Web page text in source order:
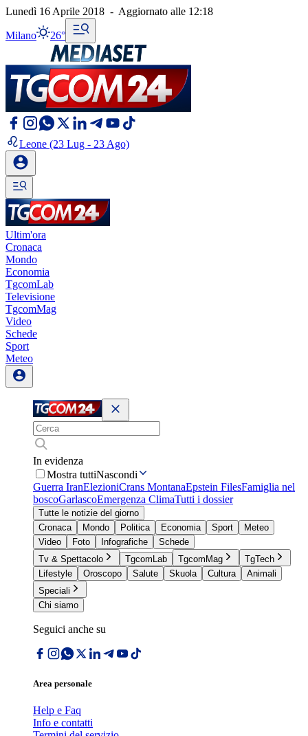
Lunedì 16 Aprile 2018 - Aggiornato alle 12:18
Milano 26°
Leone (23 Lug - 23 Ago)
Ultim'ora
Cronaca
Mondo
Economia
TgcomLab
Televisione
TgcomMag
Video
Schede
Sport
Meteo
In evidenza
Mostra tuttiNascondi
Guerra IranElezioniCrans MontanaEpstein FilesFamiglia nel
boscoGarlascoEmergenza ClimaTutti i dossier
Tutte le notizie del giorno
Cronaca
Mondo Politica Economia Sport
Meteo
Video
Foto Infografiche
Schede
Tv & Spettacolo
TgcomLab TgcomMag
TgTech
Lifestyle
Oroscopo Salute Skuola Cultura
Animali
Speciali
Chi siamo
Seguici anche su
Area personale
Help e Faq
Info e contatti